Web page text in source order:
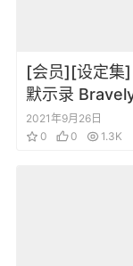
[会员][设定集]
默示录
Default Flying
Official
2021年9月26日
0
0 1.3K